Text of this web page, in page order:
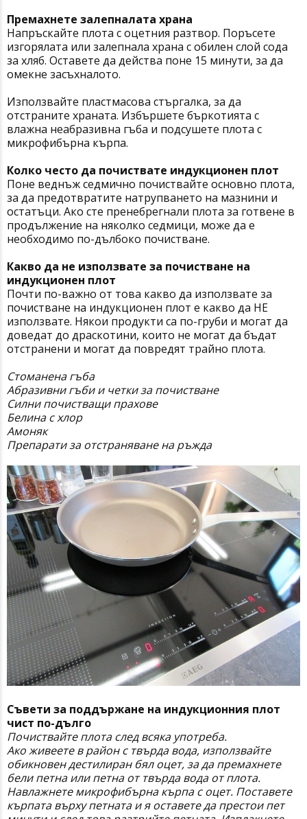
Премахнете залепналата храна
Напръскайте плота с оцетния разтвор. Поръсете
изгорялата или залепнала храна с обилен слой сода
за хляб. Оставете да действа поне 15 минути, за да
омекне засъхналото.
Използвайте пластмасова стъргалка, за да
отстраните храната. Избършете бъркотията с
влажна неабразивна гъба и подсушете плота с
микрофибърна кърпа.
Колко често да почиствате индукционен плот
Поне веднъж седмично почиствайте основно плота,
за да предотвратите натрупването на мазнини и
остатъци. Ако сте пренебрегнали плота за готвене в
продължение на няколко седмици, може да е
необходимо по-дълбоко почистване.
Какво да не използвате за почистване на
индукционен плот
Почти по-важно от това какво да използвате за
почистване на индукционен плот е какво да НЕ
използвате. Някои продукти са по-груби и могат да
доведат до драскотини, които не могат да бъдат
отстранени и могат да повредят трайно плота.
Стоманена гъба
Абразивни гъби и четки за почистване
Силни почистващи прахове
Белина с хлор
Амоняк
Препарати за отстраняване на ръжда
Съвети за поддържане на индукционния плот
чист по-дълго
Почиствайте плота след всяка употреба.
Ако живеете в район с твърда вода, използвайте
обикновен дестилиран бял оцет, за да премахнете
бели петна или петна от твърда вода от плота.
Навлажнете микрофибърна кърпа с оцет. Поставете
кърпата върху петната и я оставете да престои пет